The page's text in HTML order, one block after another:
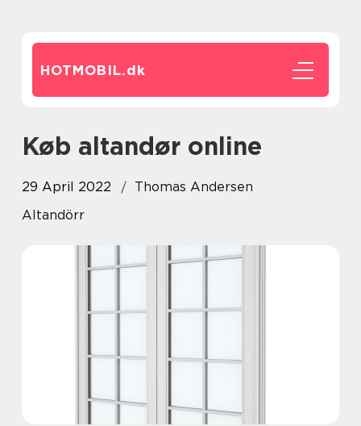
HOTMOBIL.dk
Køb altandør online
29 April 2022
Thomas Andersen
Altandörr